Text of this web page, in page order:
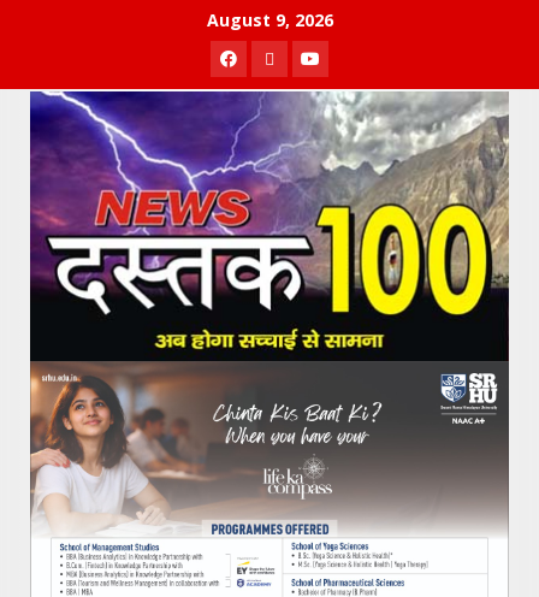
August 9, 2026
Facebook
TwitterYoutube